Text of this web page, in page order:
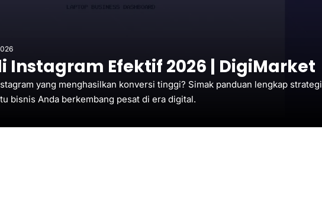
Instagram Efektif 2026 | DigiMarket
yang menghasilkan konversi tinggi? Simak panduan lengkap strategi
bisnis Anda berkembang pesat di era digital.